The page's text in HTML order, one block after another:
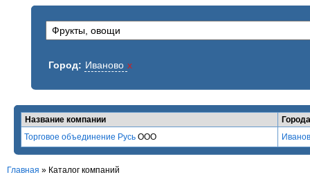
Город: Иваново x
Название компании
Города
Торговое объединение Русь ООО
Главная » Каталог компаний